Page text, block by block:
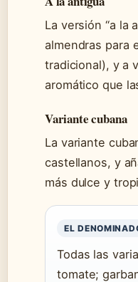
La versión “a la
almendras para
tradicional), y a
aromático que
Variante cubana
La variante
castellanos, y
más dulce y
EL
Todas las
tomate;